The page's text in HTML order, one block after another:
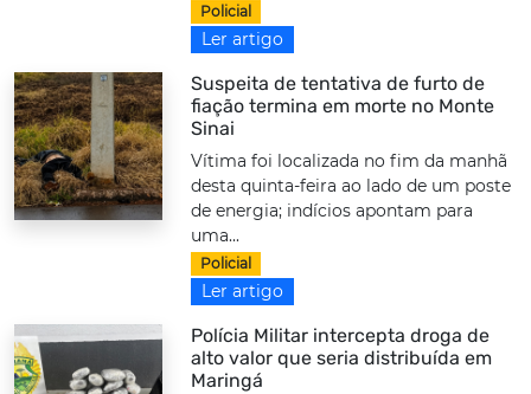
Policial
Ler artigo
Suspeita de tentativa de furto de
fiação termina em morte no Monte
Sinai
Vítima foi localizada no fim da manhã
desta quinta-feira ao lado de um poste
de energia; indícios apontam para
uma...
Policial
Ler artigo
Polícia Militar intercepta droga de
alto valor que seria distribuída em
Maringá